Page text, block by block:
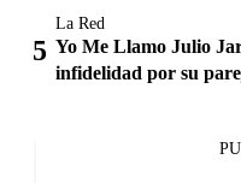
La Red
Yo Me Llamo Julio
infidelidad por su